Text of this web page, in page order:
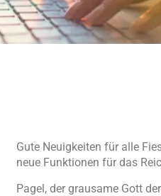
Gute Neuigkeiten für alle
neue Funktionen für das
Pagel, der grausame Gott